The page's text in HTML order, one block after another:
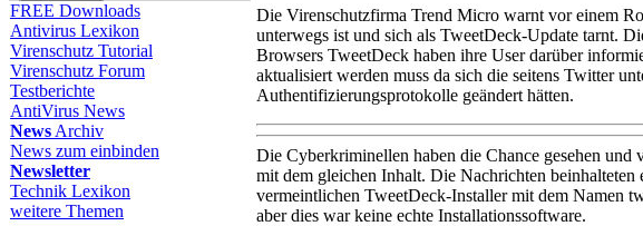
FREE Downloads
Antivirus Lexikon
Virenschutz Tutorial
Virenschutz Forum
Testberichte
AntiVirus News
News Archiv
News zum einbinden
Newsletter
Technik Lexikon
weitere Themen
Die Virenschutzfirma Trend Micro warnt vor einem
unterwegs ist und sich als TweetDeck-Update tarnt.
Browsers TweetDeck haben ihre User darüber
aktualisiert werden muss da sich die seitens Twitter
Authentifizierungsprotokolle geändert hätten.
Die Cyberkriminellen haben die Chance gesehen und
mit dem gleichen Inhalt. Die Nachrichten
vermeintlichen TweetDeck-Installer mit dem Namen
aber dies war keine echte Installationssoftware.